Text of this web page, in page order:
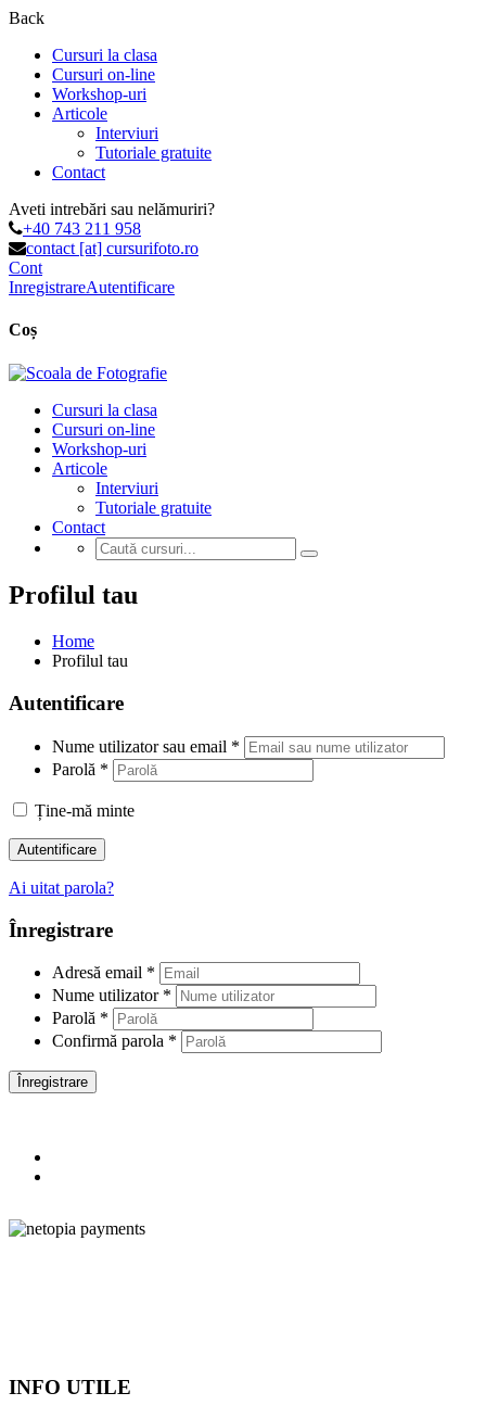
Back
Cursuri la clasa
Cursuri on-line
Workshop-uri
Articole
Interviuri
Tutoriale gratuite
Contact
Aveti intrebări sau nelămuriri?
+40 743 211 958
contact [at] cursurifoto.ro
Cont
InregistrareAutentificare
Coș
Cursuri la clasa
Cursuri on-line
Workshop-uri
Articole
Interviuri
Tutoriale gratuite
Contact
Profilul tau
Home
Profilul tau
Autentificare
Nume utilizator sau email *
Parolă *
Ține-mă minte
Autentificare
Ai uitat parola?
Înregistrare
Adresă email *
Nume utilizator *
Parolă *
Confirmă parola *
Înregistrare
INFO UTILE